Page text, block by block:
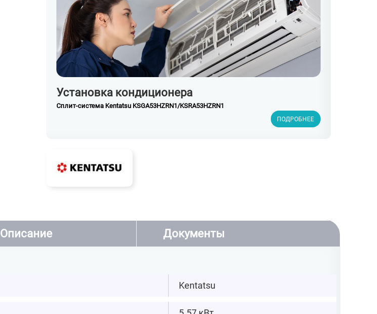
Установка кондиционера
Сплит-система Kentatsu KSGA53HZRN1/KSRA53HZRN1
ПОДРОБНЕЕ
Описание Документы
Kentatsu